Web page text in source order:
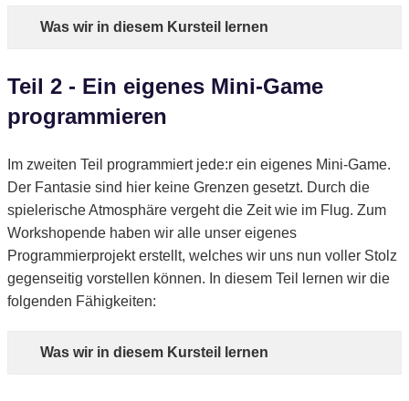
Was wir in diesem Kursteil lernen
Teil 2 - Ein eigenes Mini-Game
programmieren
Im zweiten Teil programmiert jede:r ein eigenes Mini-Game.
Der Fantasie sind hier keine Grenzen gesetzt. Durch die
spielerische Atmosphäre vergeht die Zeit wie im Flug. Zum
Workshopende haben wir alle unser eigenes
Programmierprojekt erstellt, welches wir uns nun voller Stolz
gegenseitig vorstellen können. In diesem Teil lernen wir die
folgenden Fähigkeiten:
Was wir in diesem Kursteil lernen